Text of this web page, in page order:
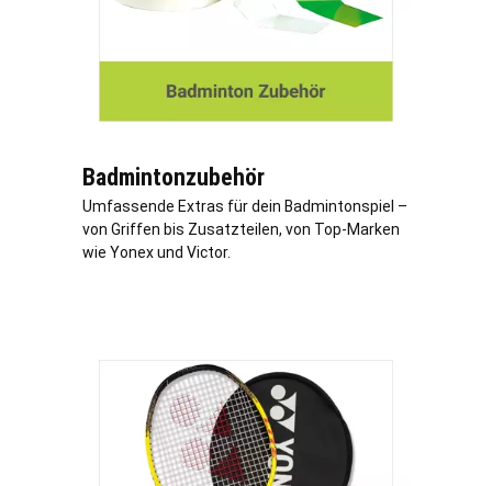
Badmintonzubehör
Umfassende Extras für dein Badmintonspiel –
von Griffen bis Zusatzteilen, von Top-Marken
wie Yonex und Victor.